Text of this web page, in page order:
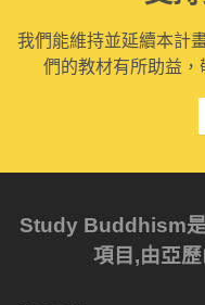
我們能維持並延續本計
們的教材有所助益，
Study Buddhism
項目,由亞歷